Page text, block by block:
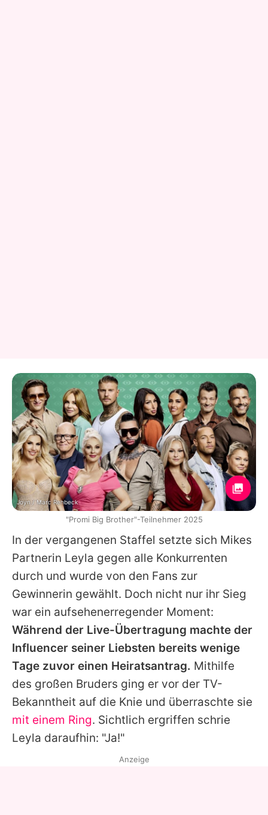
In der vergangenen Staffel setzte sich Mikes
Partnerin Leyla gegen alle Konkurrenten
durch und wurde von den Fans zur
Gewinnerin gewählt. Doch nicht nur ihr Sieg
war ein aufsehenerregender Moment:
Während der Live-Übertragung machte der
Influencer seiner Liebsten bereits wenige
Tage zuvor einen Heiratsantrag. Mithilfe
des großen Bruders ging er vor der TV-
Bekanntheit auf die Knie und überraschte sie
mit einem Ring. Sichtlich ergriffen schrie
Leyla daraufhin: "Ja!"
Joyn / Marc Rehbeck
"Promi Big Brother"-Teilnehmer 2025
Anzeige